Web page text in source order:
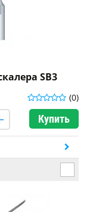
SB3
(0)
Купить